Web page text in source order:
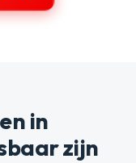
in
zijn